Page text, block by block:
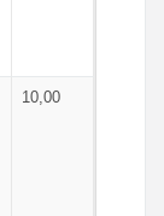
10,00